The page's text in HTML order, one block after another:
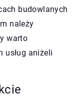
budowlanych
należy
warto
usług aniżeli